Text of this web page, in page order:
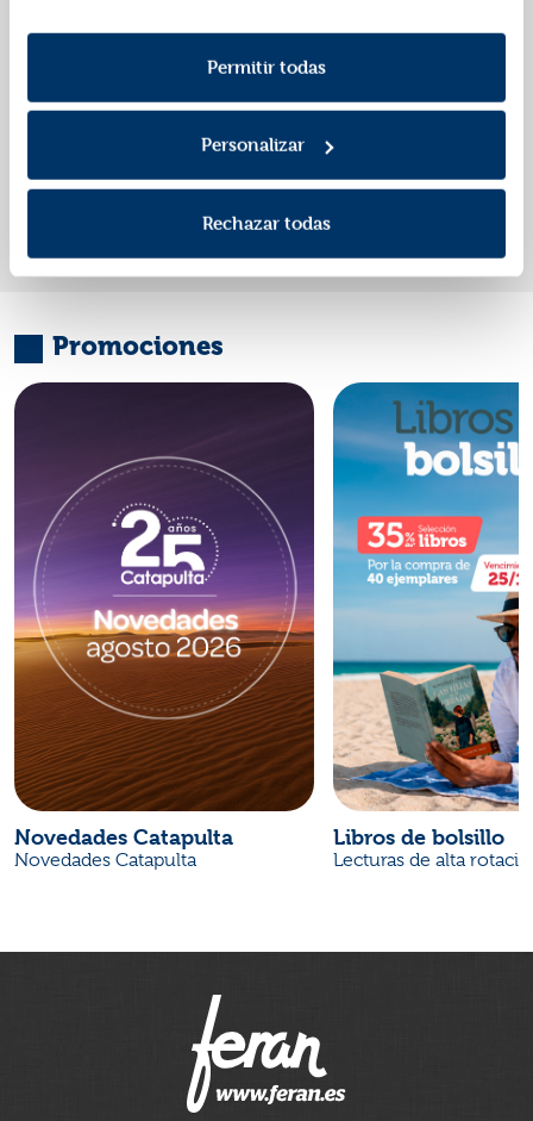
información consulta laPolítica de Cookiesy la
Política de Privacidad.
Permitir todas
Personalizar
Rechazar todas
Editorial:Nubeocho
Autor:Lacasa, Blanca
« 1
Promociones
Novedades Catapulta
Novedades Catapulta
Libros de bolsillo
Lecturas de alta